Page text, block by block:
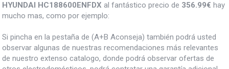
HYUNDAI HC188600ENFDX al fantástico precio de 356.99€ hay
mucho mas, como por ejemplo:
Si pincha en la pestaña de (A+B Aconseja) también podrá usted
observar algunas de nuestras recomendaciones más relevantes
de nuestro extenso catalogo, donde podrá observar ofertas de